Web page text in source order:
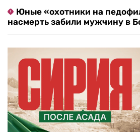
Юные «охотники на
насмерть забили мужчину в